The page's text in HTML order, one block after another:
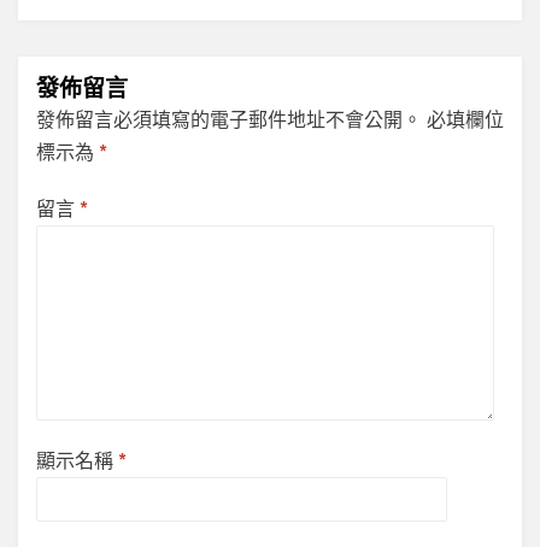
發佈留言
發佈留言必須填寫的電子郵件地址不會公開。 必填欄位
標示為 *
留言 *
顯示名稱 *